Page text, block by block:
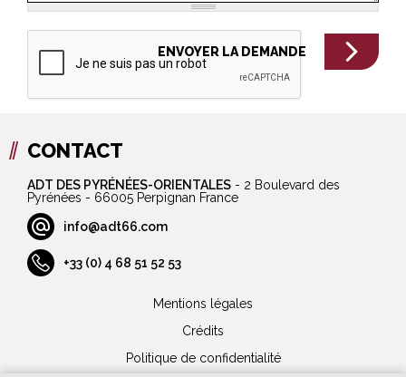
CONTACT
ADT DES PYRÉNÉES-ORIENTALES - 2 Boulevard des
Pyrénées - 66005 Perpignan France
info@adt66.com
+33 (0) 4 68 51 52 53
Mentions légales
Crédits
Politique de confidentialité